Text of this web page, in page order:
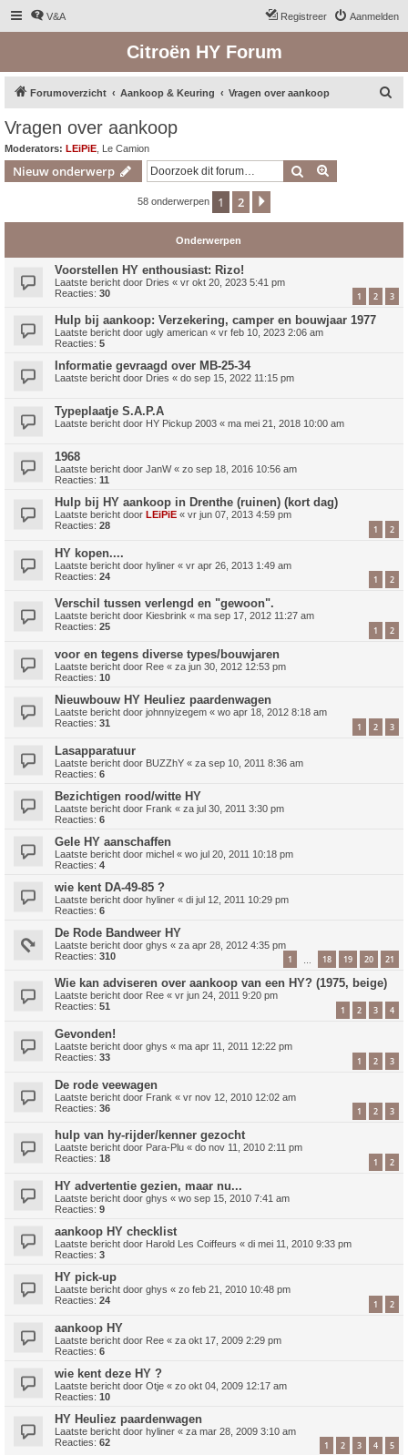
V&A Aanmelden
Registreer
Citroën HY Forum
Forumoverzicht Aankoop & Keuring Vragen over aankoop
Vragen over aankoop
Moderators: LEiPiE Le Camion
Nieuw onderwerp Zoek
58 onderwerpen 1 2
Onderwerpen
Voorstellen HY enthousiast: Rizo!
Laatste bericht door Dries « vr okt 20, 2023 5:41 pm
Reacties: 30 1 2 3
Hulp bij aankoop: Verzekering, camper en bouwjaar 1977
Laatste bericht door ugly american « vr feb 10, 2023 2:06 am
Reacties: 5
Informatie gevraagd over MB-25-34
Laatste bericht door Dries « do sep 15, 2022 11:15 pm
Typeplaatje S.A.P.A
Laatste bericht door HY Pickup 2003 « ma mei 21, 2018 10:00 am
1968
Laatste bericht door JanW« zo sep 18, 2016 10:56 am
Reacties: 11
Hulp bij HY aankoop in Drenthe (ruinen) (kort dag)
Laatste bericht door LEiPiE « vr jun 07, 2013 4:59 pm
Reacties: 28 1 2
HY kopen....
Laatste bericht door hyliner « vr apr 26, 2013 1:49 am
Reacties: 24 1 2
Verschil tussen verlengd en "gewoon".
Laatste bericht door Kiesbrink « ma sep 17, 2012 11:27 am
Reacties: 25 1 2
voor en tegens diverse types/bouwjaren
Laatste bericht door Ree « za jun 30, 2012 12:53 pm
Reacties: 10
Nieuwbouw HY Heuliez paardenwagen
Laatste bericht door johnnyizegem « wo apr 18, 2012 8:18 am
Reacties: 31 1 2 3
Lasapparatuur
Laatste bericht door BUZZhY « za sep 10, 2011 8:36 am
Reacties: 6
Bezichtigen rood/witte HY
Laatste bericht door Frank « za jul 30, 2011 3:30 pm
Reacties: 6
Gele HY aanschaffen
Laatste bericht door michel « wo jul 20, 2011 10:18 pm
Reacties: 4
wie kent DA-49-85 ?
Laatste bericht door hyliner « di jul 12, 2011 10:29 pm
Reacties: 6
De Rode Bandweer HY
Laatste bericht door ghys « za apr 28, 2012 4:35 pm
Reacties: 310 1 18 19 20 21
Wie kan adviseren over aankoop van een HY? (1975, beige)
Laatste bericht door Ree « vr jun 24, 2011 9:20 pm
Reacties: 51 1 2 3 4
Gevonden!
Laatste bericht door ghys « ma apr 11, 2011 12:22 pm
Reacties: 33 1 2 3
De rode veewagen
Laatste bericht door Frank « vr nov 12, 2010 12:02 am
Reacties: 36 1 2 3
hulp van hy-rijder/kenner gezocht
Laatste bericht door Para-Plu « do nov 11, 2010 2:11 pm
Reacties: 18 1 2
HY advertentie gezien, maar nu...
Laatste bericht door ghys « wo sep 15, 2010 7:41 am
Reacties: 9
aankoop HY checklist
Laatste bericht door Harold Les Coiffeurs « di mei 11, 2010 9:33 pm
Reacties: 3
HY pick-up
Laatste bericht door ghys « zo feb 21, 2010 10:48 pm
Reacties: 24 1 2
aankoop HY
Laatste bericht door Ree « za okt 17, 2009 2:29 pm
Reacties: 6
wie kent deze HY ?
Laatste bericht door Otje « zo okt 04, 2009 12:17 am
Reacties: 10
HY Heuliez paardenwagen
Laatste bericht door hyliner « za mar 28, 2009 3:10 am
Reacties: 62 1 2 3 4 5